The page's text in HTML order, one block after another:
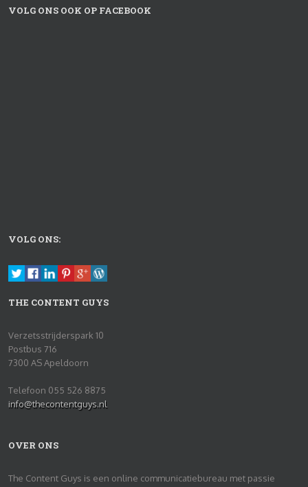
VOLG ONS OOK OP FACEBOOK
VOLG ONS:
THE CONTENT GUYS
Verzetsstrijderspark 10
Postbus 716
7300 AS Apeldoorn
Telefoon 055 526 8875
info@thecontentguys.nl
OVER ONS
The Content Guys is een online communicatiebureau met passie